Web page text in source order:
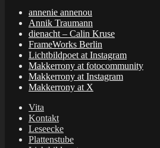
annenie annenou
Annik Traumann
dienacht – Calin Kruse
FrameWorks Berlin
Lichtbildpoet at Instagram
Makkerrony at fotocommunity
Makkerrony at Instagram
Makkerrony at X
Vita
Kontakt
Leseecke
Plattenstube